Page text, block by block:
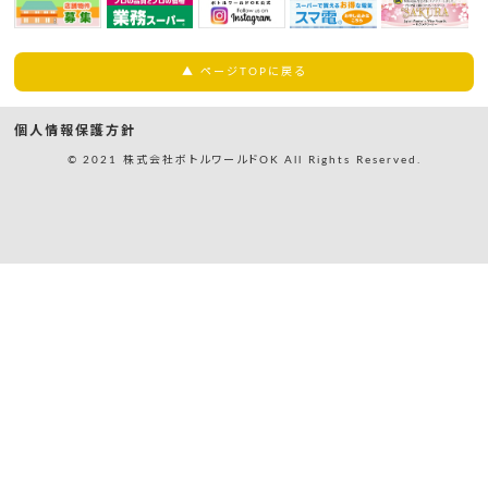
▲ ページTOPに戻る
個人情報保護方針
© 2021 株式会社ボトルワールドOK All Rights Reserved.